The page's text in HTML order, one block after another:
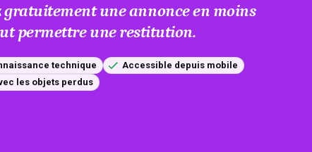
une annonce en moins
permettre une restitution.
technique
Accessible depuis mobile
les objets perdus